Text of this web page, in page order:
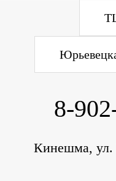
8-
Кинешма, ул.